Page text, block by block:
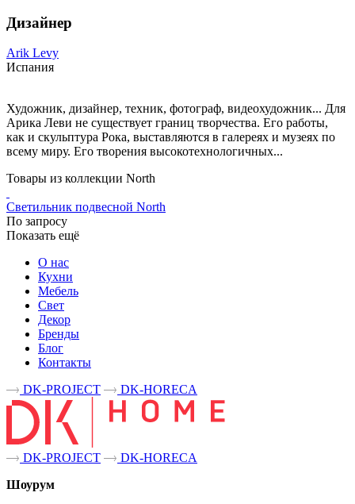
Дизайнер
Arik Levy
Испания
Художник, дизайнер, техник, фотограф, видеохудожник... Для
Арика Леви не существует границ творчества. Его работы,
как и скульптура Рока, выставляются в галереях и музеях по
всему миру. Его творения высокотехнологичных...
Товары из коллекции North
Светильник подвесной North
По запросу
Показать ещё
О нас
Кухни
Мебель
Свет
Декор
Бренды
Блог
Контакты
DK-PROJECT
DK-HORECA
DK-PROJECT
DK-HORECA
Шоурум